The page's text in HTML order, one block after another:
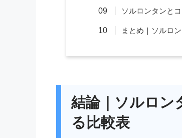
ソルロンタンと
まとめ｜ソルロ
結論｜ソルロン
る比較表